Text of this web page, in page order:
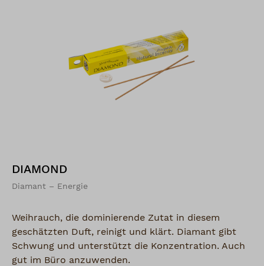
DIAMOND
Diamant – Energie
Weihrauch, die dominierende Zutat in diesem
geschätzten Duft, reinigt und klärt. Diamant gibt
Schwung und unterstützt die Konzentration. Auch
gut im Büro anzuwenden.